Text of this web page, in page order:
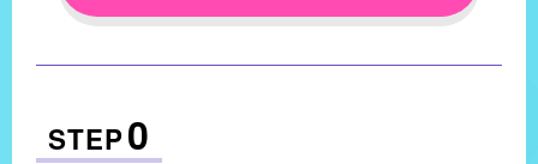
STEP0